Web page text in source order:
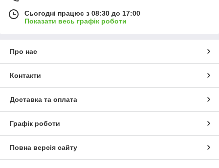
Сьогодні працює з 08:30 до 17:00
Показати весь графік роботи
Про нас
Контакти
Доставка та оплата
Графік роботи
Повна версія сайту